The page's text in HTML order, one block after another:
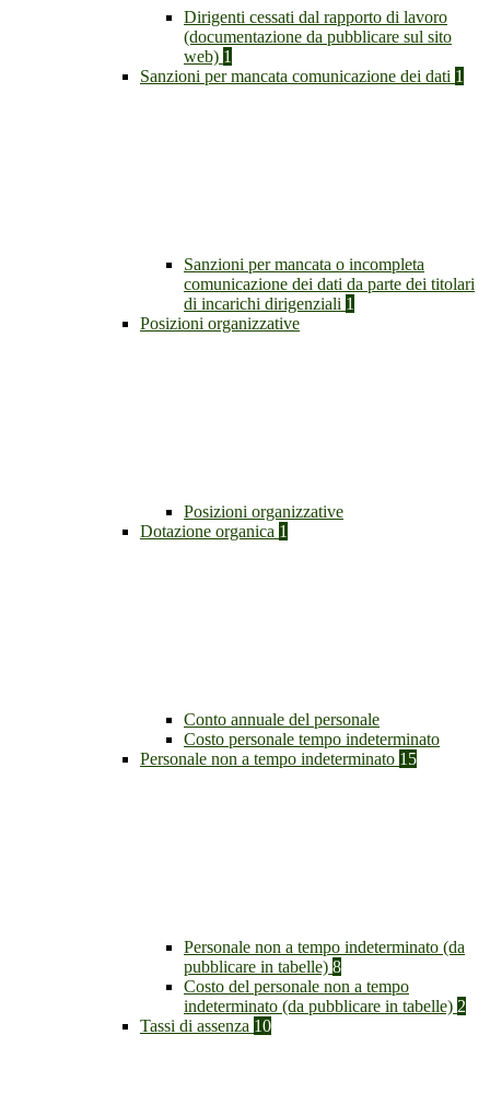
Dirigenti cessati dal rapporto di lavoro
(documentazione da pubblicare sul sito
web) 1
Sanzioni per mancata comunicazione dei dati 1
Sanzioni per mancata o incompleta
comunicazione dei dati da parte dei titolari
di incarichi dirigenziali 1
Posizioni organizzative
Posizioni organizzative
Dotazione organica 1
Conto annuale del personale
Costo personale tempo indeterminato
Personale non a tempo indeterminato 15
Personale non a tempo indeterminato (da
pubblicare in tabelle) 8
Costo del personale non a tempo
indeterminato (da pubblicare in tabelle) 2
Tassi di assenza 10